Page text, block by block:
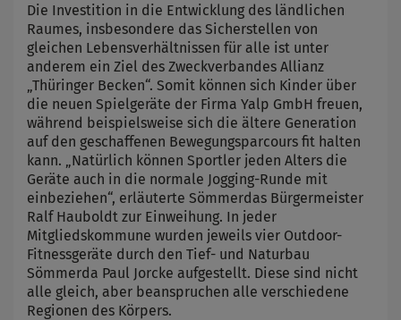
Die Investition in die Entwicklung des ländlichen
Raumes, insbesondere das Sicherstellen von
gleichen Lebensverhältnissen für alle ist unter
anderem ein Ziel des Zweckverbandes Allianz
„Thüringer Becken“. Somit können sich Kinder über
die neuen Spielgeräte der Firma Yalp GmbH freuen,
während beispielsweise sich die ältere Generation
auf den geschaffenen Bewegungsparcours fit halten
kann. „Natürlich können Sportler jeden Alters die
Geräte auch in die normale Jogging-Runde mit
einbeziehen“, erläuterte Sömmerdas Bürgermeister
Ralf Hauboldt zur Einweihung. In jeder
Mitgliedskommune wurden jeweils vier Outdoor-
Fitnessgeräte durch den Tief- und Naturbau
Sömmerda Paul Jorcke aufgestellt. Diese sind nicht
alle gleich, aber beanspruchen alle verschiedene
Regionen des Körpers.